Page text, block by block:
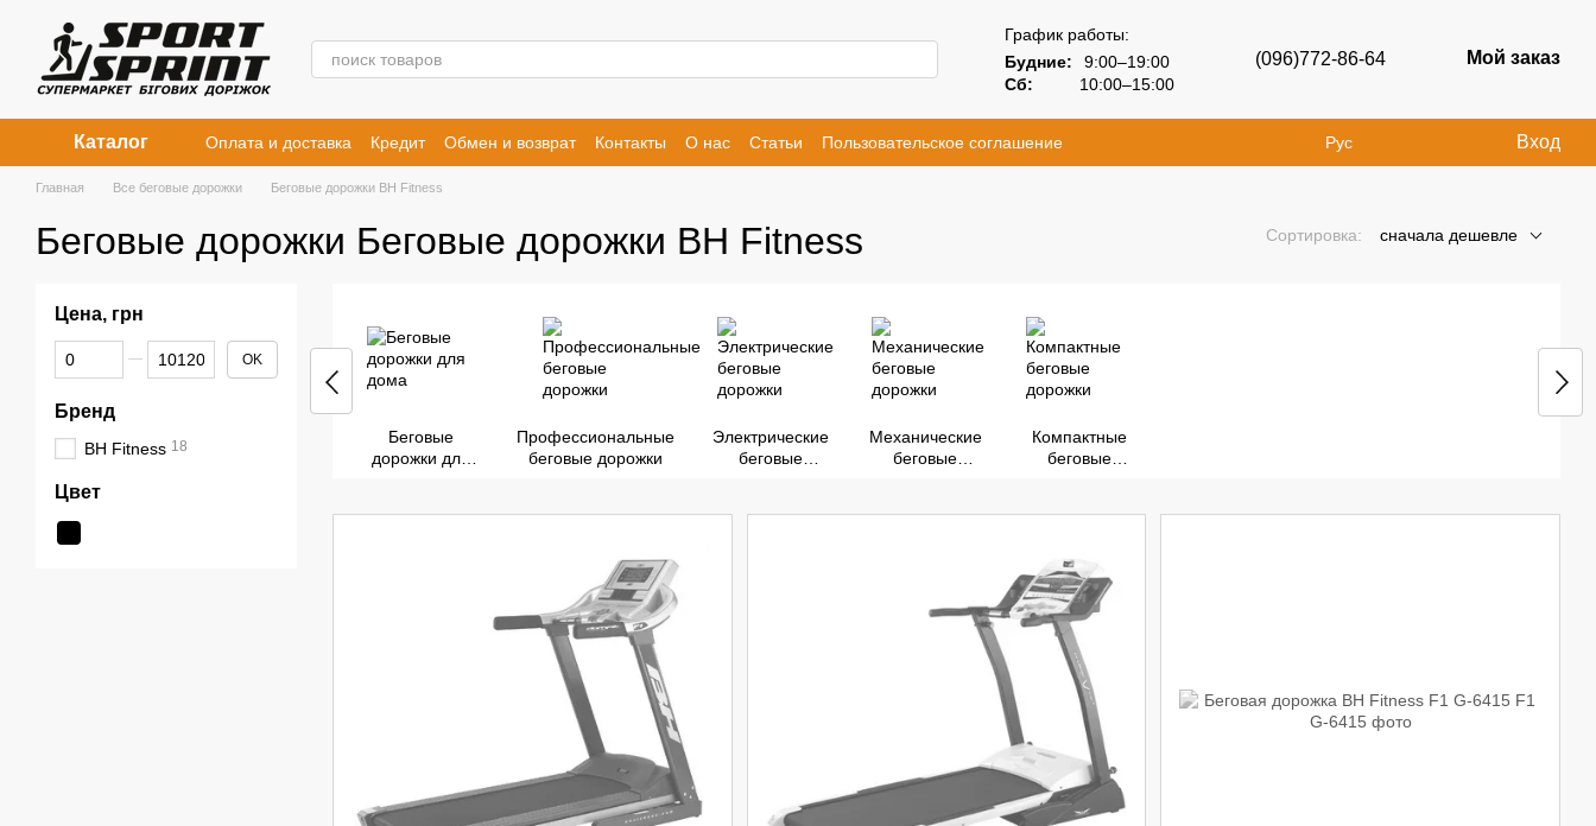
График работы:
Будние:
9:00–19:00
Сб:
10:00–15:00
(096)772-86-64 Мой заказ
Каталог Оплата и доставка Кредит Обмен и возврат Контакты О нас Статьи
Пользовательское соглашение
Договор публичной оферты
Рус Вход
Главная Все беговые дорожки Беговые дорожки BH Fitness
Беговые дорожки Беговые дорожки BH Fitness Сортировка: сначала дешевле
Беговые
дорожки для
Профессиональные
беговые дорожки
Электрические
беговые
Механические
беговые
Компактные
беговые
Цена, грн
От Цена, грн
До Цена, грн OK
Бренд
BH Fitness 18
Цвет